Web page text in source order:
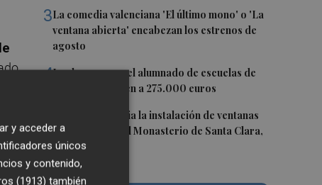
3La comedia valenciana 'El último mono' o 'La
ventana abierta' encabezan los estrenos de
agosto
4Las becas para el alumnado de escuelas de
música ascienden a 275.000 euros
El PSPV denuncia la instalación de ventanas
de aluminio en el Monasterio de Santa Clara,
declarado BRL
y acceder a
únicos
y contenido,
(1913) también